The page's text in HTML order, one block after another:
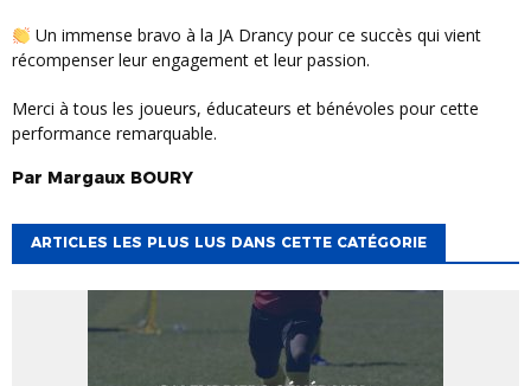
Un immense bravo à la JA Drancy pour ce succès qui vient
récompenser leur engagement et leur passion.
Merci à tous les joueurs, éducateurs et bénévoles pour cette
performance remarquable.
Par Margaux BOURY
ARTICLES LES PLUS LUS DANS CETTE CATÉGORIE